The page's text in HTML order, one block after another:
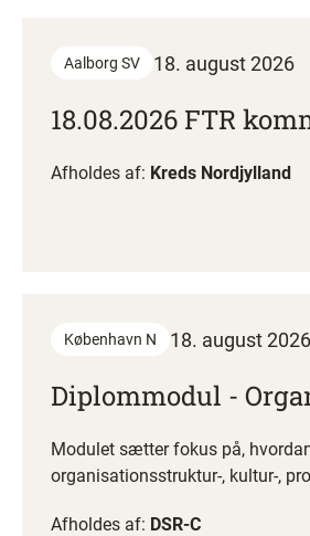
Aalborg SV 18. august 2026
18.08.2026 FTR
Afholdes af: Kreds Nordjylland
København N 18. august
Diplommodul -
Modulet sætter fokus på,
organisationsstruktur-, kultur-,
Afholdes af: DSR-C